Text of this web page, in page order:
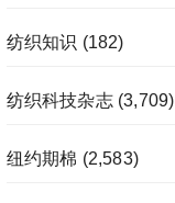
纺织知识 (182)
纺织科技杂志(3,709)
纽约期棉 (2,583)